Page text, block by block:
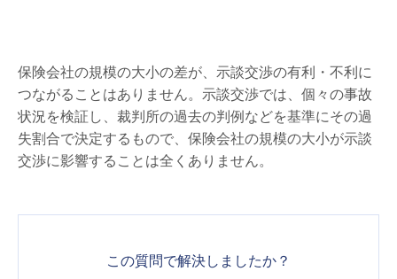
保険会社の規模の大小の差が、示談交渉の有利・不利に
つながることはありません。示談交渉では、個々の事故
状況を検証し、裁判所の過去の判例などを基準にその過
失割合で決定するもので、保険会社の規模の大小が示談
交渉に影響することは全くありません。
この質問で解決しましたか？